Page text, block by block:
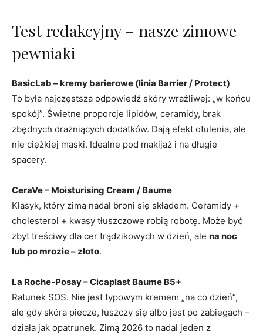
Test redakcyjny – nasze zimowe
pewniaki
BasicLab – kremy barierowe (linia Barrier / Protect)
To była najczęstsza odpowiedź skóry wrażliwej: „w końcu
spokój”. Świetne proporcje lipidów, ceramidy, brak
zbędnych drażniących dodatków. Dają efekt otulenia, ale
nie ciężkiej maski. Idealne pod makijaż i na długie
spacery.
CeraVe– Moisturising Cream / Baume
Klasyk, który zimą nadal broni się składem. Ceramidy +
cholesterol + kwasy tłuszczowe robią robotę. Może być
zbyt treściwy dla cer trądzikowych w dzień, ale na noc
lub po mrozie – złoto.
La Roche-Posay– Cicaplast Baume B5+
Ratunek SOS. Nie jest typowym kremem „na co dzień”,
ale gdy skóra piecze, łuszczy się albo jest po zabiegach –
działa jak opatrunek. Zimą 2026 to nadal jeden z